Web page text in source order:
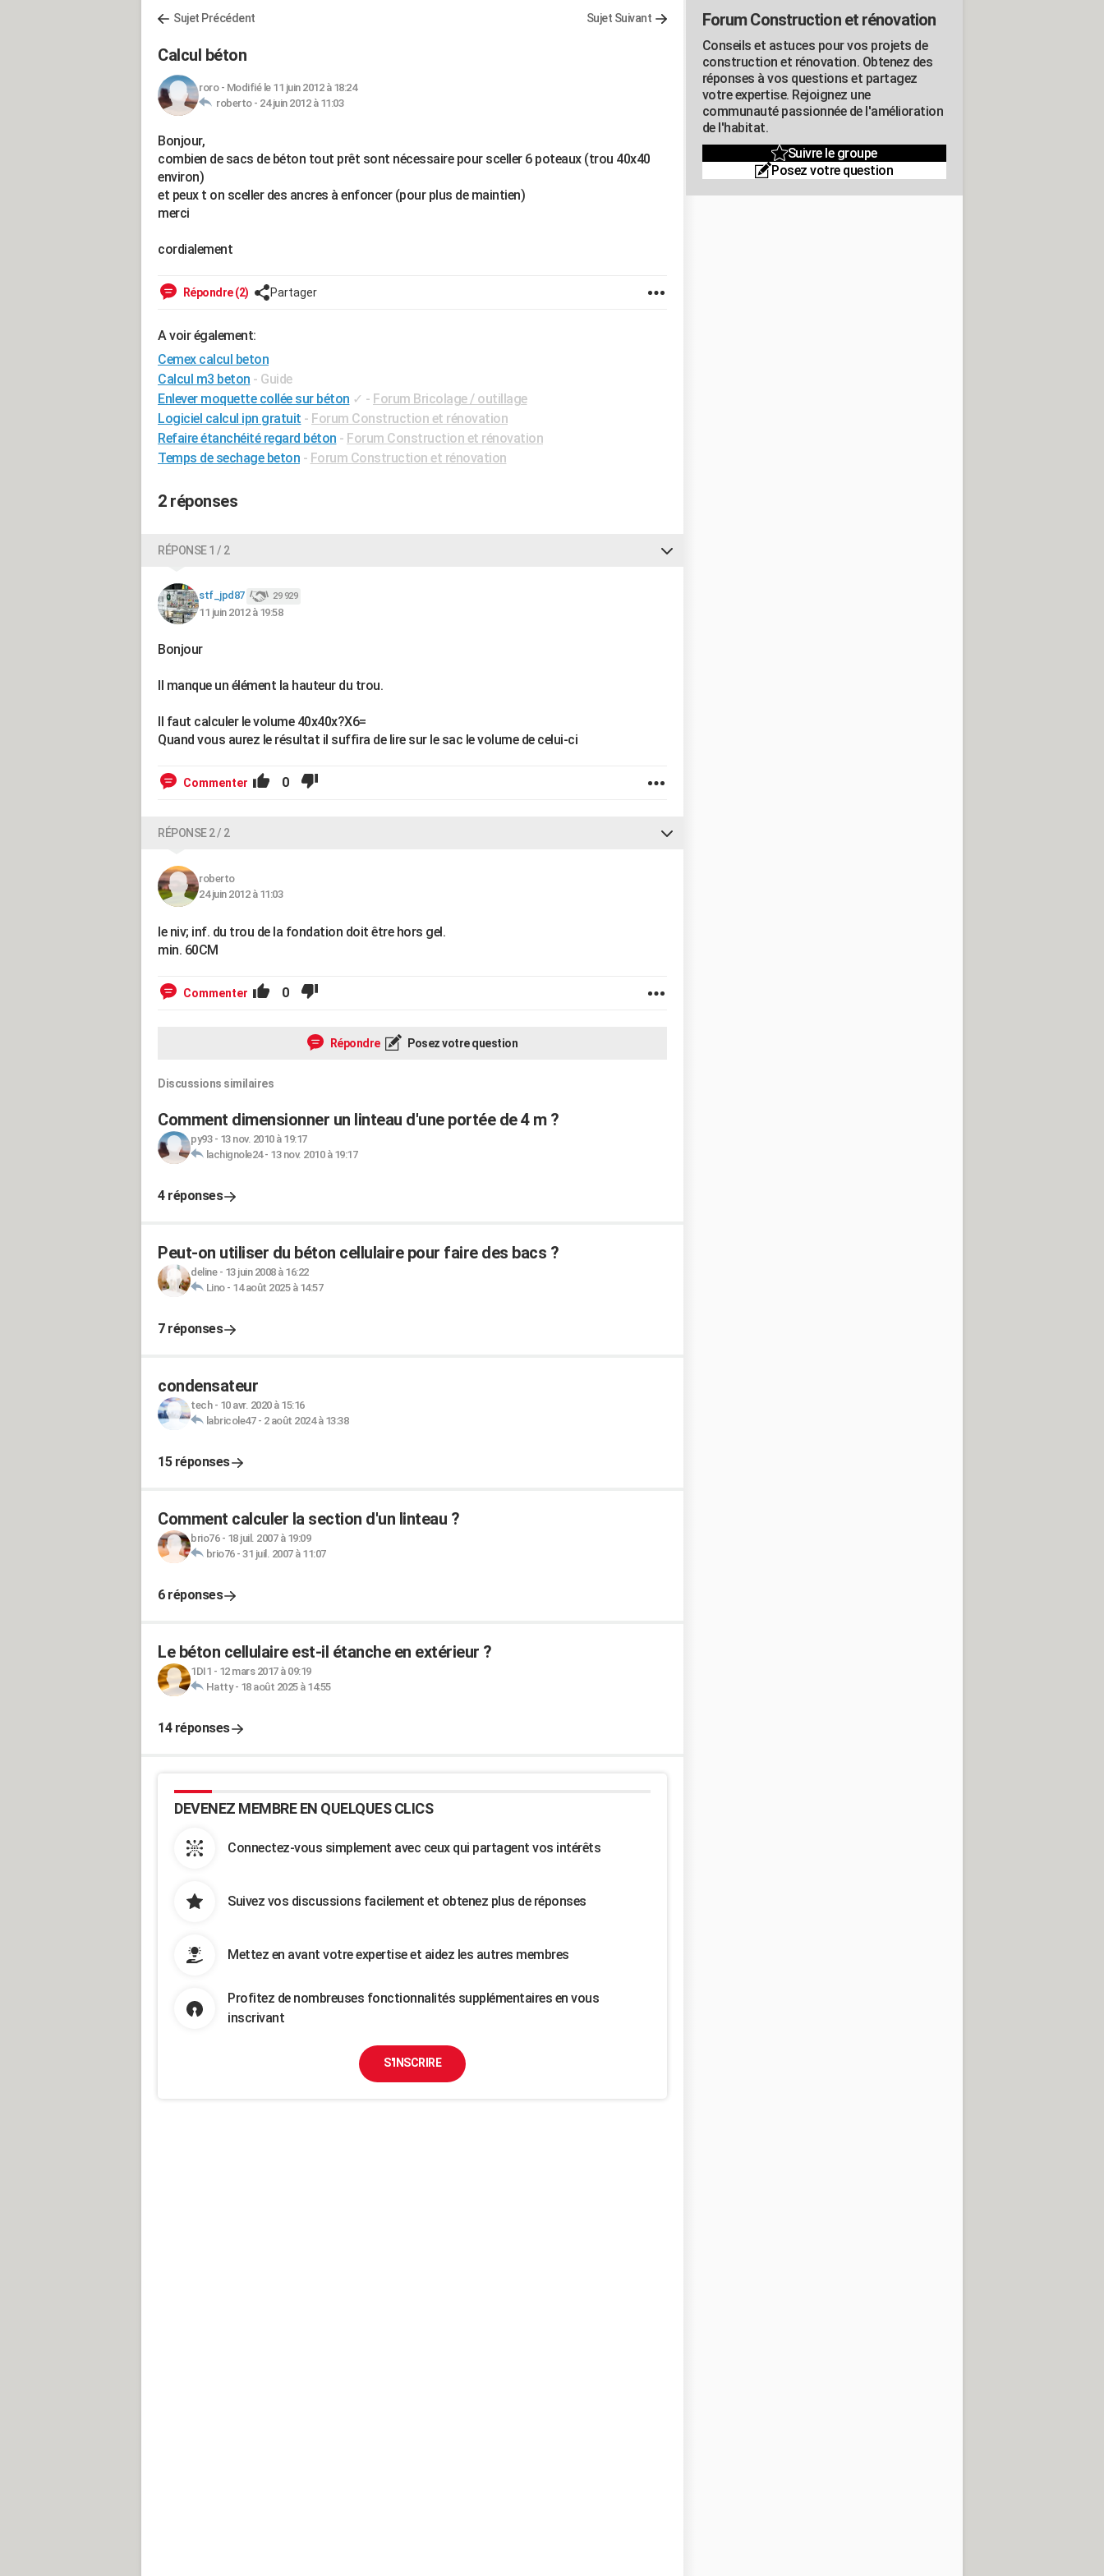
Sujet Précédent Sujet Suivant
Calcul béton
roro- Modifié le 11 juin 2012 à 18:24
roberto - 24 juin 2012 à 11:03
Bonjour,
combien de sacs de béton tout prêt sont nécessaire pour sceller 6 poteaux (trou 40x40
environ)
et peux t on sceller des ancres à enfoncer (pour plus de maintien)
merci
cordialement
Répondre (2) Partager
A voir également:
Cemex calcul beton
Calcul m3 beton - Guide
Enlever moquette collée sur béton ✓ - Forum Bricolage / outillage
Logiciel calcul ipn gratuit - Forum Construction et rénovation
Refaire étanchéité regard béton - Forum Construction et rénovation
Temps de sechage beton - Forum Construction et rénovation
2 réponses
RÉPONSE 1 / 2
stf_jpd87 29 929
11 juin 2012 à 19:58
Bonjour
Il manque un élément la hauteur du trou.
Il faut calculer le volume 40x40x?X6=
Quand vous aurez le résultat il suffira de lire sur le sac le volume de celui-ci
Commenter 0
RÉPONSE 2 / 2
roberto
24 juin 2012 à 11:03
le niv; inf. du trou de la fondation doit être hors gel.
min. 60CM
Commenter 0
Répondre Posez votre question
Discussions similaires
Comment dimensionner un linteau d'une portée de 4 m ?
py93- 13 nov. 2010 à 19:17
lachignole24- 13 nov. 2010 à 19:17
4 réponses
Peut-on utiliser du béton cellulaire pour faire des bacs ?
deline- 13 juin 2008 à 16:22
Lino- 14 août 2025 à 14:57
7 réponses
condensateur
tech- 10 avr. 2020 à 15:16
labricole47- 2 août 2024 à 13:38
15 réponses
Comment calculer la section d'un linteau ?
brio76- 18 juil. 2007 à 19:09
brio76- 31 juil. 2007 à 11:07
6 réponses
Le béton cellulaire est-il étanche en extérieur ?
1DI1 - 12 mars 2017 à 09:19
Hatty- 18 août 2025 à 14:55
14 réponses
DEVENEZ MEMBRE EN QUELQUES CLICS
Connectez-vous simplement avec ceux qui partagent vos intérêts
Suivez vos discussions facilement et obtenez plus de réponses
Mettez en avant votre expertise et aidez les autres membres
Profitez de nombreuses fonctionnalités supplémentaires en vous
inscrivant
S'INSCRIRE
Forum Construction et rénovation
Conseils et astuces pour vos projets de
construction et rénovation. Obtenez des
réponses à vos questions et partagez
votre expertise. Rejoignez une
communauté passionnée de l'amélioration
de l'habitat.
Suivre le groupe
Posez votre question